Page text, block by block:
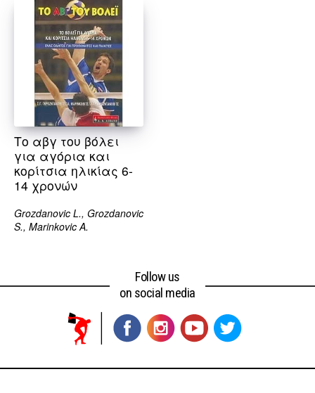
Το αβγ του βόλει
για αγόρια και
κορίτσια ηλικίας 6-
14 χρονών
Grozdanovic L., Grozdanovic
S., Marinkovic A.
Follow us
on social media